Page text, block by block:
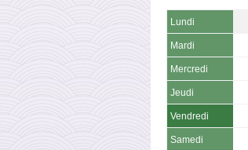
Lundi
Mardi
Mercredi
Jeudi
Vendredi
Samedi